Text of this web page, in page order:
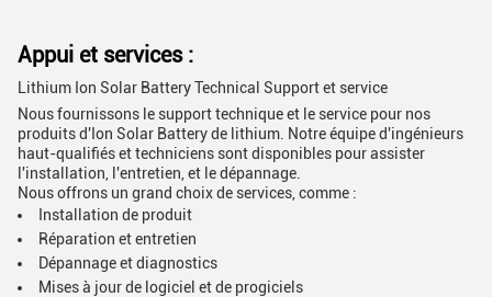
Appui et services :
Lithium Ion Solar Battery Technical Support et service
Nous fournissons le support technique et le service pour nos
produits d'Ion Solar Battery de lithium. Notre équipe d'ingénieurs
haut-qualifiés et techniciens sont disponibles pour assister
l'installation, l'entretien, et le dépannage.
Nous offrons un grand choix de services, comme :
Installation de produit
Réparation et entretien
Dépannage et diagnostics
Mises à jour de logiciel et de progiciels